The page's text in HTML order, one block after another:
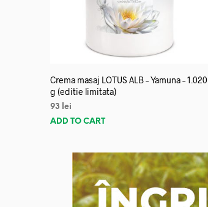
Crema masaj LOTUS ALB – Yamuna – 1.020
g (editie limitata)
93
lei
ADD TO CART